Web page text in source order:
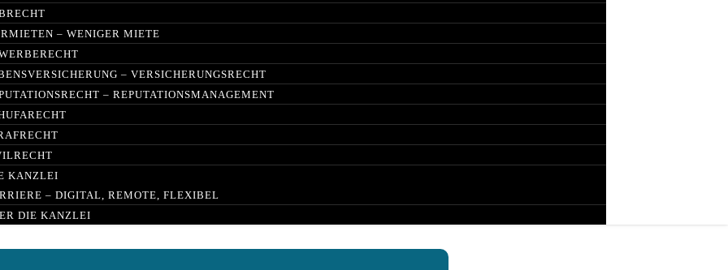
– WENIGER MIETE
– VERSICHERUNGSRECHT
– REPUTATIONSMANAGEMENT
KANZLEI
– DIGITAL, REMOTE, FLEXIBEL
DIE KANZLEI